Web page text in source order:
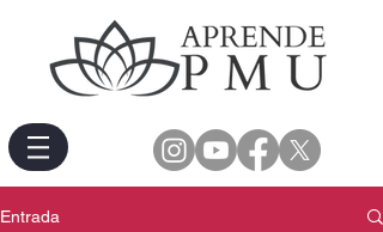
Entrada